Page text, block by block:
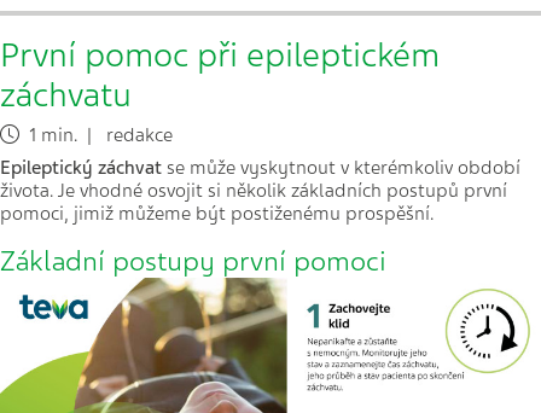
První pomoc při epileptickém
záchvatu
1 min. | redakce
Epileptický záchvat se může vyskytnout v kterémkoliv období
života. Je vhodné osvojit si několik základních postupů první
pomoci, jimiž můžeme být postiženému prospěšní.
Základní postupy první pomoci